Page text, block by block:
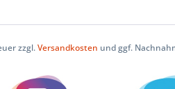
zzgl.Versandkosten und ggf.